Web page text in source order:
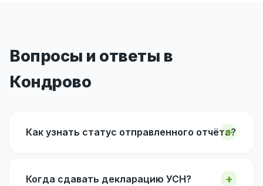
Вопросы и ответы в
Кондрово
Как узнать статус отправленного отчёта?
Когда сдавать декларацию УСН?